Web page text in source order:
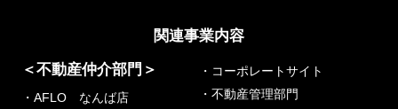
関連事業内容
＜不動産仲介部門＞
・AFLO なんば店
・コーポレートサイト
・不動産管理部門